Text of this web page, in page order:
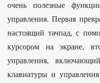
очень полезные
управления. Первая
настоящий тачпад, с
курсором на экране,
управления,
клавиатуры и